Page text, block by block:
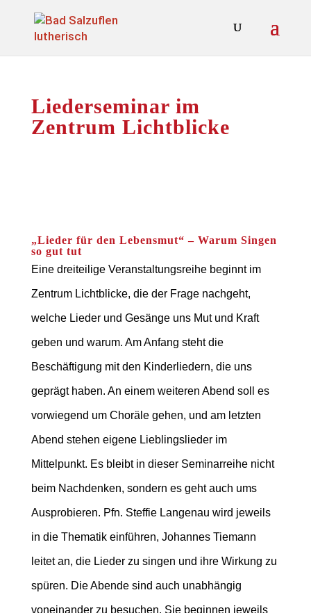
Liederseminar im
Zentrum Lichtblicke
„Lieder für den Lebensmut“ – Warum Singen
so gut tut
Eine dreiteilige Veranstaltungsreihe beginnt im
Zentrum Lichtblicke, die der Frage nachgeht,
welche Lieder und Gesänge uns Mut und Kraft
geben und warum. Am Anfang steht die
Beschäftigung mit den Kinderliedern, die uns
geprägt haben. An einem weiteren Abend soll es
vorwiegend um Choräle gehen, und am letzten
Abend stehen eigene Lieblingslieder im
Mittelpunkt. Es bleibt in dieser Seminarreihe nicht
beim Nachdenken, sondern es geht auch ums
Ausprobieren. Pfn. Steffie Langenau wird jeweils
in die Thematik einführen, Johannes Tiemann
leitet an, die Lieder zu singen und ihre Wirkung zu
spüren. Die Abende sind auch unabhängig
voneinander zu besuchen. Sie beginnen jeweils